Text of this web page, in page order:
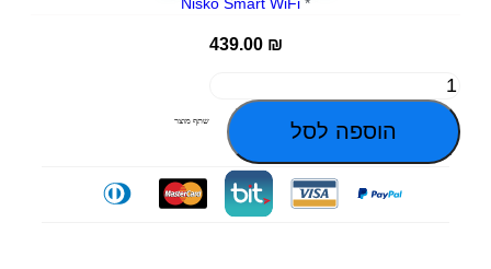
439.00 ₪
הוספה לסל שתף מוצר